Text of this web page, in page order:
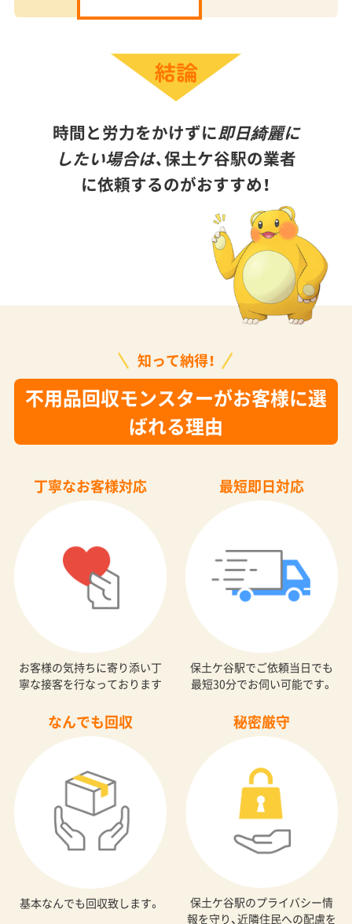
時間と労力をかけずに即日綺麗に
したい場合は、保土ケ谷駅の業者
に依頼するのがおすすめ！
知って納得！
不用品回収モンスターがお客様に選
ばれる理由
丁寧なお客様対応
お客様の気持ちに寄り添い丁
寧な接客を行なっております
最短即日対応
保土ケ谷駅でご依頼当日でも
最短30分でお伺い可能です。
なんでも回収
基本なんでも回収致します。
秘密厳守
保土ケ谷駅のプライバシー情
報を守り、近隣住民への配慮を